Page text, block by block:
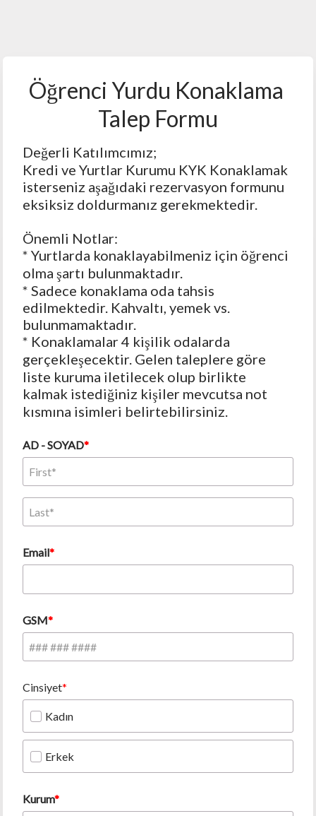
Öğrenci Yurdu Konaklama
Talep Formu
Değerli Katılımcımız;
Kredi ve Yurtlar Kurumu KYK Konaklamak
isterseniz aşağıdaki rezervasyon formunu
eksiksiz doldurmanız gerekmektedir.
Önemli Notlar:
* Yurtlarda konaklayabilmeniz için öğrenci
olma şartı bulunmaktadır.
* Sadece konaklama oda tahsis
edilmektedir. Kahvaltı, yemek vs.
bulunmamaktadır.
* Konaklamalar 4 kişilik odalarda
gerçekleşecektir. Gelen taleplere göre
liste kuruma iletilecek olup birlikte
kalmak istediğiniz kişiler mevcutsa not
kısmına isimleri belirtebilirsiniz.
AD - SOYAD
Email
GSM
Cinsiyet
Kadın
Erkek
Kurum